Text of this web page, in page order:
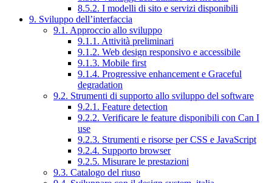
8.5.2. I modelli di sito e servizi disponibili
9. Sviluppo dell’interfaccia
9.1. Approccio allo sviluppo
9.1.1. Attività preliminari
9.1.2. Web design responsivo e accessibile
9.1.3. Mobile first
9.1.4. Progressive enhancement e Graceful
degradation
9.2. Strumenti di supporto allo sviluppo del software
9.2.1. Feature detection
9.2.2. Verificare le feature disponibili con Can I
use
9.2.3. Strumenti e risorse per CSS e JavaScript
9.2.4. Supporto browser
9.2.5. Misurare le prestazioni
9.3. Catalogo del riuso